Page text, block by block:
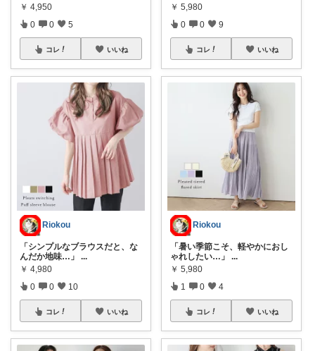
￥ 4,950
0 0 5
コレ いいね
Riokou
「シンプルなブラウスだと、な
んだか地味…」
...
￥ 4,980
0 0 10
コレ いいね
￥ 5,980
0 0 9
コレ いいね
Riokou
「暑い季節こそ、軽やかにおし
ゃれしたい…」
...
￥ 5,980
1 0 4
コレ いいね